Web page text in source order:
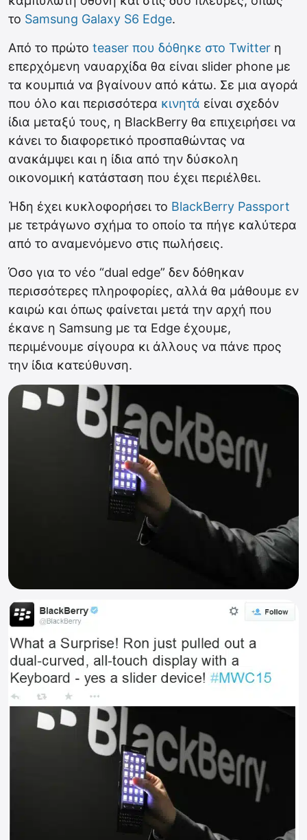
το Samsung Galaxy S6 Edge.
Από το πρώτο teaser που δόθηκε στο Twitter η
επερχόμενη ναυαρχίδα θα είναι slider phone με
τα κουμπιά να βγαίνουν από κάτω. Σε μια αγορά
που όλο και περισσότερα κινητά είναι σχεδόν
ίδια μεταξύ τους, η BlackBerry θα επιχειρήσει να
κάνει το διαφορετικό προσπαθώντας να
ανακάμψει και η ίδια από την δύσκολη
οικονομική κατάσταση που έχει περιέλθει.
Ήδη έχει κυκλοφορήσει το BlackBerry Passport
με τετράγωνο σχήμα το οποίο τα πήγε καλύτερα
από το αναμενόμενο στις πωλήσεις.
Όσο για το νέο “dual edge” δεν δόθηκαν
περισσότερες πληροφορίες, αλλά θα μάθουμε εν
καιρώ και όπως φαίνεται μετά την αρχή που
έκανε η Samsung με τα Edge έχουμε,
περιμένουμε σίγουρα κι άλλους να πάνε προς
την ίδια κατεύθυνση.